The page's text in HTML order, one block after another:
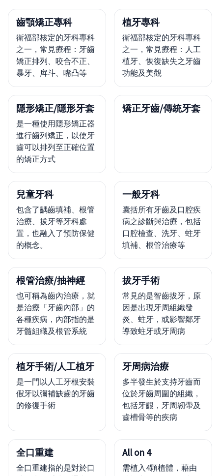
齒顎矯正專科
衛福部核定的牙科專科
之一，常見療程：牙齒
矯正排列、咬合不正、
暴牙、戽斗、嘴凸等
植牙專科
衛福部核定的牙科專科
之一，常見療程：人工
植牙、恢復缺失之牙齒
功能及美觀
隱形矯正/隱形牙套
是一種使用隱形矯正器
進行齒列矯正，以使牙
齒可以排列至正確位置
的矯正方式
矯正牙齒/傳統牙套
兒童牙科
包含了齲齒填補、根管
治療、拔牙等牙科處
置，也融入了預防保健
的概念。
一般牙科
囊括所有牙齒及口腔疾
病之診斷與治療，包括
口腔檢查、洗牙、蛀牙
填補、根管治療等
根管治療/抽神經
也可稱為齒內治療，就
是治療「牙齒內部」的
各種疾病，內部指的是
牙髓組織及根管系統
拔牙手術
常見的是智齒拔牙，原
因是出現牙周組織發
炎、蛀牙，或影響鄰牙
導致蛀牙或牙周病
植牙手術/人工植牙
是一門以人工牙根安裝
假牙以彌補缺齒的牙齒
的修復手術
牙周病治療
多半發生於支持牙齒而
位於牙齒周圍的組織，
包括牙齦，牙周韌帶及
齒槽骨等的疾病
全口重建
全口重建指的是對於口
All on 4
需植入4顆植體，藉由